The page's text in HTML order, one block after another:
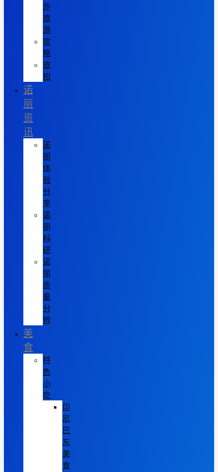
外
旅
游
攻
略
旅
拍
诺
丽
资
讯
诺
丽
体
验
分
享
诺
丽
科
研
诺
丽
质
量
分
辨
美
食
特
色
小
吃
印
尼
巴
东
美
食